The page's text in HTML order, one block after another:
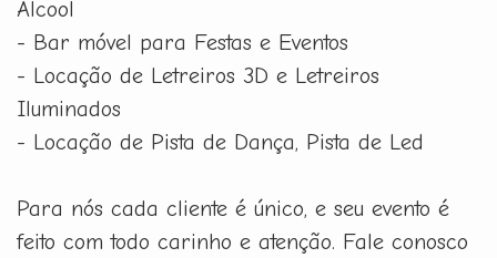
Álcool
- Bar móvel para Festas e Eventos
- Locação de Letreiros 3D e Letreiros
Iluminados
- Locação de Pista de Dança, Pista de Led
Para nós cada cliente é único, e seu evento é
feito com todo carinho e atenção. Fale conosco